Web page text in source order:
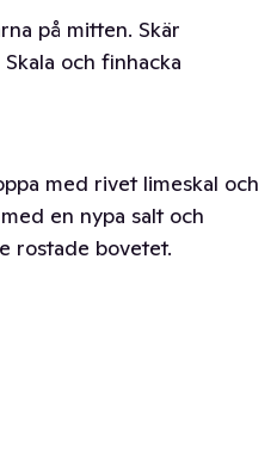
på mitten. Skär
och finhacka
med rivet limeskal och
en nypa salt och
rostade bovetet.